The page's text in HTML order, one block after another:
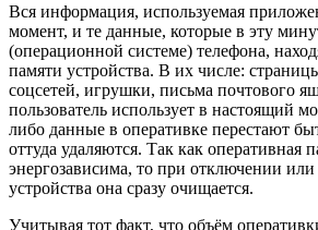
Вся информация, используемая
момент, и те данные, которые в эту
(операционной системе) телефона,
памяти устройства. В их числе:
соцсетей, игрушки, письма почтового
пользователь использует в настоящий
либо данные в оперативке перестают
оттуда удаляются. Так как оперативная
энергозависима, то при отключении или
устройства она сразу очищается.
Учитывая тот факт, что объём